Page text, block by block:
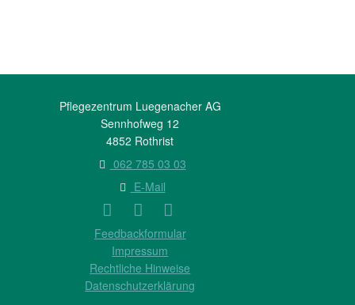
Pflegezentrum Luegenacher AG
Sennhofweg 12
4852 Rothrist
062 785 03 03
E-Mail
Feedbackformular
Impressum
Rechtliche Hinweise
Datenschutzerklärung